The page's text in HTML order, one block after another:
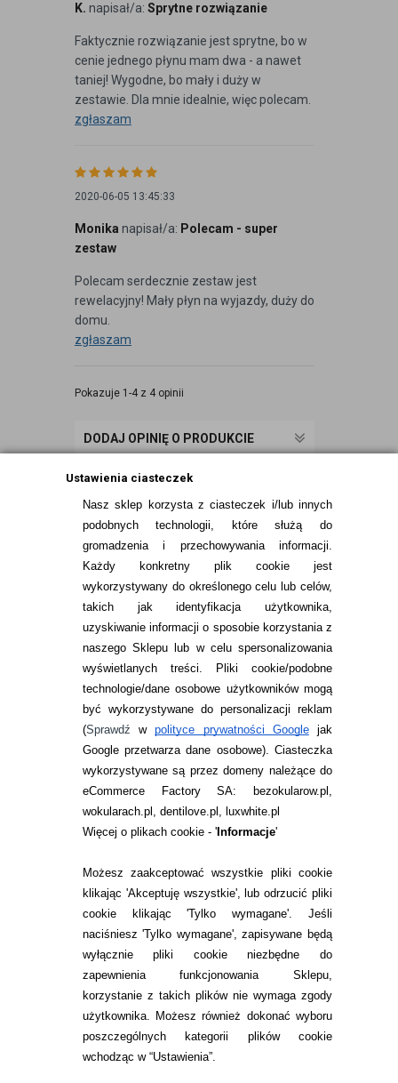
Ustawienia ciasteczek
Nasz sklep korzysta z ciasteczek i/lub innych
podobnych technologii, które służą do
gromadzenia i przechowywania informacji.
Każdy konkretny plik cookie jest
wykorzystywany do określonego celu lub celów,
takich jak identyfikacja użytkownika,
uzyskiwanie informacji o sposobie korzystania z
naszego Sklepu lub w celu spersonalizowania
wyświetlanych treści.
Pliki cookie/podobne
technologie/dane osobowe użytkowników mogą
być wykorzystywane do personalizacji reklam
(Sprawdźwpolityce prywatności Googlejak
Google przetwarza dane osobowe). Ciasteczka
wykorzystywane są przez domeny należące do
eCommerce Factory SA: bezokularow.pl,
wokularach.pl, dentilove.pl, luxwhite.pl
Więcej o plikach cookie - 'Informacje'
Możesz zaakceptować wszystkie pliki cookie
klikając 'Akceptuję wszystkie', lub odrzucić pliki
cookie klikając 'Tylko wymagane'. Jeśli
naciśniesz 'Tylko wymagane', zapisywane będą
wyłącznie pliki cookie niezbędne do
zapewnienia funkcjonowania Sklepu,
korzystanie z takich plików nie wymaga zgody
użytkownika. Możesz również dokonać wyboru
poszczególnych kategorii plików cookie
wchodząc w “Ustawienia”.
K. napisał/a: Sprytne rozwiązanie
Faktycznie rozwiązanie jest sprytne, bo w
cenie jednego płynu mam dwa - a nawet
taniej! Wygodne, bo mały i duży w
zestawie. Dla mnie idealnie, więc polecam.
zgłaszam
2020-06-05 13:45:33
Monika napisał/a: Polecam - super
zestaw
Polecam serdecznie zestaw jest
rewelacyjny! Mały płyn na wyjazdy, duży do
domu.
zgłaszam
Pokazuje 1-4 z 4 opinii
DODAJ OPINIĘ O PRODUKCIE
INFORMACJE KONTAKTOWE
JAK ZAMAWIAĆ?
ZWROTY I REKLAMACJA
WARUNKI ZAKUPÓW
RANKINGI SOCZEWEK
SOCZEWKI KOLOROWE
Zwrot (odstąpienie od umowy)
ZMIEŃ USTAWIENIA ZGODY NA CIASTECZKA
KONTAKT
telefon:
22 113 44 42
telefon:
732 08 08 72